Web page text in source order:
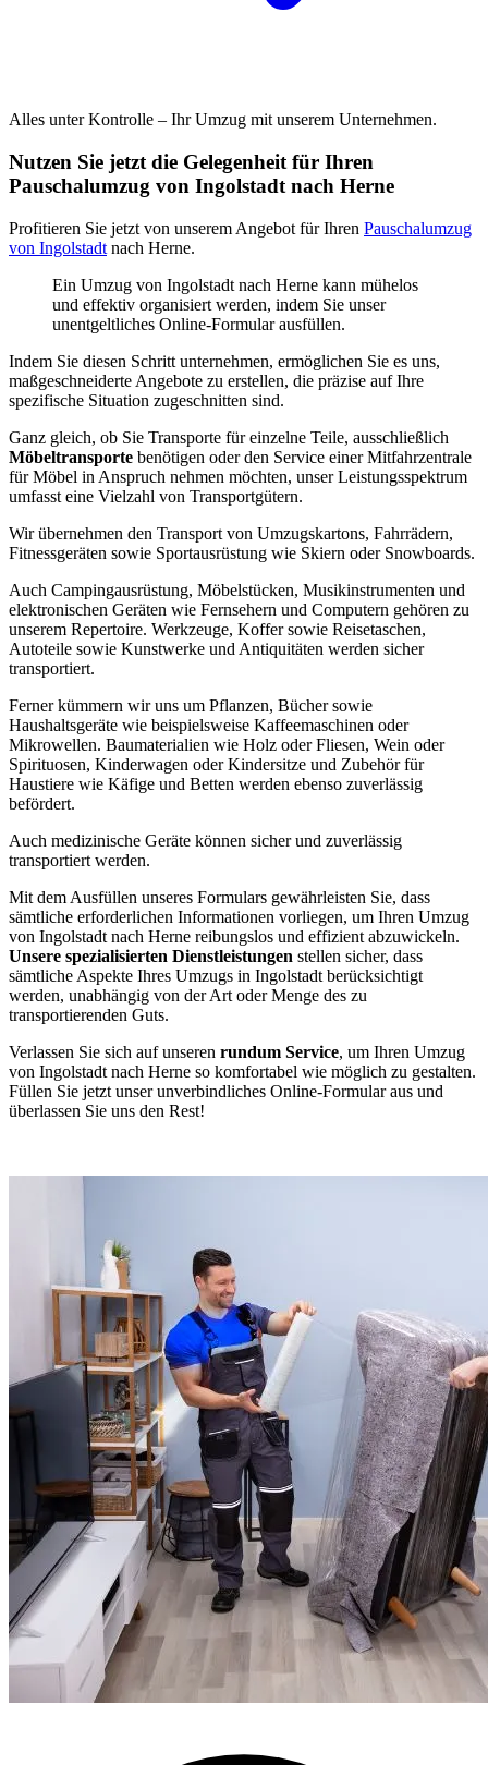
Alles unter Kontrolle – Ihr Umzug mit unserem Unternehmen.
Nutzen Sie jetzt die Gelegenheit für Ihren
Pauschalumzug von Ingolstadt nach Herne
Profitieren Sie jetzt von unserem Angebot für Ihren Pauschalumzug
von Ingolstadt nach Herne.
Ein Umzug von Ingolstadt nach Herne kann mühelos
und effektiv organisiert werden, indem Sie unser
unentgeltliches Online-Formular ausfüllen.
Indem Sie diesen Schritt unternehmen, ermöglichen Sie es uns,
maßgeschneiderte Angebote zu erstellen, die präzise auf Ihre
spezifische Situation zugeschnitten sind.
Ganz gleich, ob Sie Transporte für einzelne Teile, ausschließlich
Möbeltransporte benötigen oder den Service einer Mitfahrzentrale
für Möbel in Anspruch nehmen möchten, unser Leistungsspektrum
umfasst eine Vielzahl von Transportgütern.
Wir übernehmen den Transport von Umzugskartons, Fahrrädern,
Fitnessgeräten sowie Sportausrüstung wie Skiern oder Snowboards.
Auch Campingausrüstung, Möbelstücken, Musikinstrumenten und
elektronischen Geräten wie Fernsehern und Computern gehören zu
unserem Repertoire. Werkzeuge, Koffer sowie Reisetaschen,
Autoteile sowie Kunstwerke und Antiquitäten werden sicher
transportiert.
Ferner kümmern wir uns um Pflanzen, Bücher sowie
Haushaltsgeräte wie beispielsweise Kaffeemaschinen oder
Mikrowellen. Baumaterialien wie Holz oder Fliesen, Wein oder
Spirituosen, Kinderwagen oder Kindersitze und Zubehör für
Haustiere wie Käfige und Betten werden ebenso zuverlässig
befördert.
Auch medizinische Geräte können sicher und zuverlässig
transportiert werden.
Mit dem Ausfüllen unseres Formulars gewährleisten Sie, dass
sämtliche erforderlichen Informationen vorliegen, um Ihren Umzug
von Ingolstadt nach Herne reibungslos und effizient abzuwickeln.
Unsere spezialisierten Dienstleistungen stellen sicher, dass
sämtliche Aspekte Ihres Umzugs in Ingolstadt berücksichtigt
werden, unabhängig von der Art oder Menge des zu
transportierenden Guts.
Verlassen Sie sich auf unseren rundum Service, um Ihren Umzug
von Ingolstadt nach Herne so komfortabel wie möglich zu gestalten.
Füllen Sie jetzt unser unverbindliches Online-Formular aus und
überlassen Sie uns den Rest!